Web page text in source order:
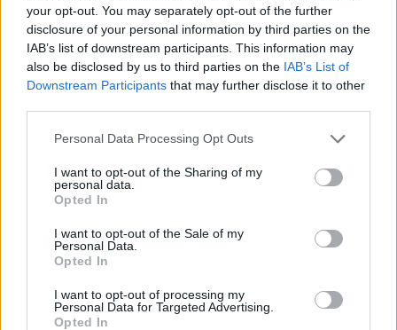
your opt-out. You may separately opt-out of the further
disclosure of your personal information by third parties on the
IAB’s list of downstream participants. This information may
also be disclosed by us to third parties on the IAB’s List of
Downstream Participants that may further disclose it to other
Please note that this website/app uses one or more Google
not limited to your visit or usage behaviour. You may click to
grant or deny consent to Google and its third-party tags to
use your data for below specified purposes in below Google
consent section.
Personal Data Processing Opt Outs
I want to opt-out of the Sharing of my
personal data.
Opted In
I want to opt-out of the Sale of my
Personal Data.
Opted In
I want to opt-out of processing my
Personal Data for Targeted Advertising.
Opted In
1.